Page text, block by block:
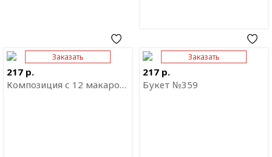
Заказать
217 р.
Композиция с 12 макарони
Отправить ссылку на
Заказать
217 р.
Букет №359
Отправить ссылку на